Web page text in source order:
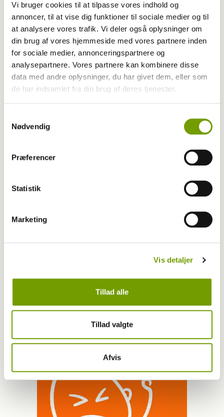
Vi bruger cookies til at tilpasse vores indhold og
annoncer, til at vise dig funktioner til sociale medier og til
at analysere vores trafik. Vi deler også oplysninger om
din brug af vores hjemmeside med vores partnere inden
for sociale medier, annonceringspartnere og
analysepartnere. Vores partnere kan kombinere disse
data med andre oplysninger, du har givet dem, eller som
de har indsamlet fra din brug af deres tjenester.
Nødvendig
Præferencer
Statistik
Marketing
Vis detaljer
Tillad alle
Tillad valgte
Afvis
Del nyheden på:
LÆS OGSÅ
Har du en nyhed eller god historie?
Kontakt Rinnie Mathilde Ilsøe van Oosterhout